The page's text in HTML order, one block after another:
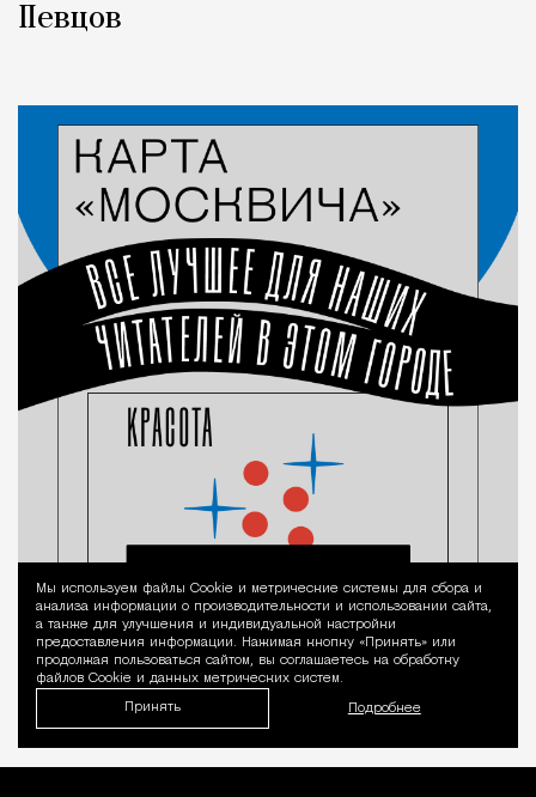
Певцов
Уведомление
Мы используем файлы Сookie и метрические системы для сбора и
анализа информации о производительности и использовании сайта,
а также для улучшения и индивидуальной настройки
предоставления информации. Нажимая кнопку «Принять» или
продолжая пользоваться сайтом, вы соглашаетесь на обработку
файлов Cookie и данных метрических систем.
Принять Подробнее